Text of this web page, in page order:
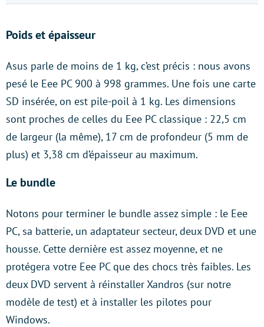
Poids et épaisseur
Asus parle de moins de 1 kg, c’est précis : nous avons
pesé le Eee PC 900 à 998 grammes. Une fois une carte
SD insérée, on est pile-poil à 1 kg. Les dimensions
sont proches de celles du Eee PC classique : 22,5 cm
de largeur (la même), 17 cm de profondeur (5 mm de
plus) et 3,38 cm d’épaisseur au maximum.
Le bundle
Notons pour terminer le bundle assez simple : le Eee
PC, sa batterie, un adaptateur secteur, deux DVD et une
housse. Cette dernière est assez moyenne, et ne
protégera votre Eee PC que des chocs très faibles. Les
deux DVD servent à réinstaller Xandros (sur notre
modèle de test) et à installer les pilotes pour
Windows.